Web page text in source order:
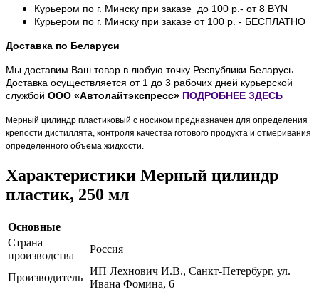
Курьером по г. Минску при заказе до 100 р.- от 8 BYN
Курьером по г. Минску при заказе от 100 р. - БЕСПЛАТНО
Доставка по Беларуси
Мы доставим Ваш товар в любую точку Республики Беларусь.
Доставка осуществляется от 1 до 3 рабочих дней курьерской
службой ООО «Автолайтэкспресс» ПОДРОБНЕЕ ЗДЕСЬ
Мерный цилиндр пластиковый с носиком предназначен для определения
крепости дистиллята, контроля качества готового продукта и отмеривания
определенного объема жидкости.
Характеристики Мерный цилиндр
пластик, 250 мл
Основные
Страна
производства
Россия
Производитель
ИП Лехнович И.В., Санкт-Петербург, ул.
Ивана Фомина, 6